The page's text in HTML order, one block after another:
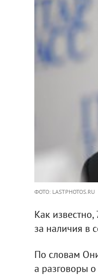
ФОТО: LASTPHOTOS.RU
Как
за наличия в
По словам
а разговоры